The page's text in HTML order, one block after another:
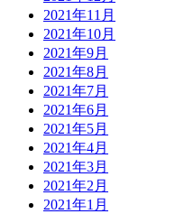
2021年11月
2021年10月
2021年9月
2021年8月
2021年7月
2021年6月
2021年5月
2021年4月
2021年3月
2021年2月
2021年1月